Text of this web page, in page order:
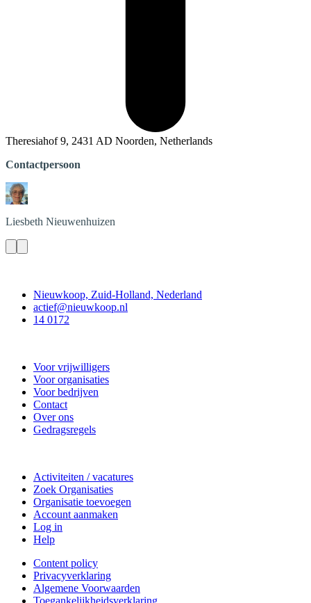
Theresiahof 9, 2431 AD Noorden, Netherlands
Contactpersoon
Liesbeth Nieuwenhuizen
Nieuwkoop, Zuid-Holland, Nederland
actief@nieuwkoop.nl
14 0172
Voor vrijwilligers
Voor organisaties
Voor bedrijven
Contact
Over ons
Gedragsregels
Activiteiten / vacatures
Zoek Organisaties
Organisatie toevoegen
Account aanmaken
Log in
Help
Content policy
Privacyverklaring
Algemene Voorwaarden
Toegankelijkheidsverklaring